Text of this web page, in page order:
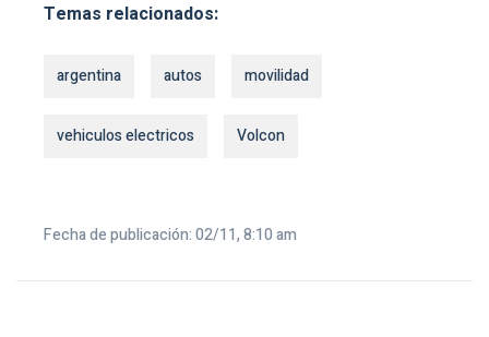
Temas relacionados:
argentina autos movilidad
vehiculos electricos Volcon
Fecha de publicación: 02/11, 8:10 am